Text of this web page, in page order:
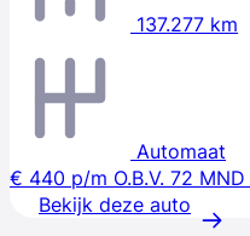
137.277 km
Automaat
€ 440 p/m O.B.V. 72 MND
Bekijk deze auto